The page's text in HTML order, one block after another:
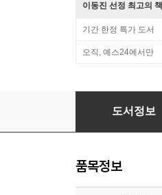
이동진 선정 최고의 책
기간 한정 특가 도서
오직, 예스24에서만
도서정보
품목정보